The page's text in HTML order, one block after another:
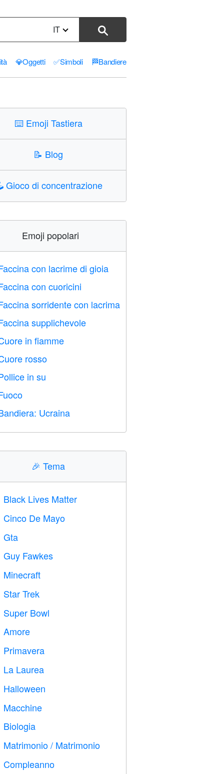
IT
💎Oggetti ✅Simboli 🏁Bandiere
⌨️ Emoji Tastiera
📝 Blog
Gioco di concentrazione
Emoji popolari
con lacrime di gioia
con cuoricini
sorridente con lacrima
supplichevole
in fiamme
rosso
in su
Ucraina
🎉Tema
Black Lives Matter
Cinco De Mayo
Gta
Guy Fawkes
Minecraft
Star Trek
Super Bowl
Amore
Primavera
La Laurea
Halloween
Macchine
Biologia
Matrimonio / Matrimonio
Compleanno